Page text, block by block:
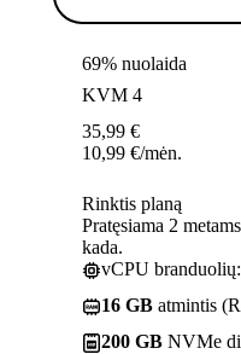
69% nuolaida
KVM 4
35,99 €
10,99 €/mėn.
Rinktis planą
Pratęsiama 2
kada.
vCPU branduolių:
16 GB atmintis
200 GB NVMe